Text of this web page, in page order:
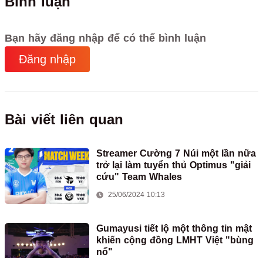
Bạn hãy đăng nhập để có thể bình luận
Đăng nhập
Bài viết liên quan
Streamer Cường 7 Núi một lần nữa
trở lại làm tuyển thủ Optimus "giải
cứu" Team Whales
25/06/2024 10:13
Gumayusi tiết lộ một thông tin mật
khiến cộng đồng LMHT Việt "bùng
nổ"